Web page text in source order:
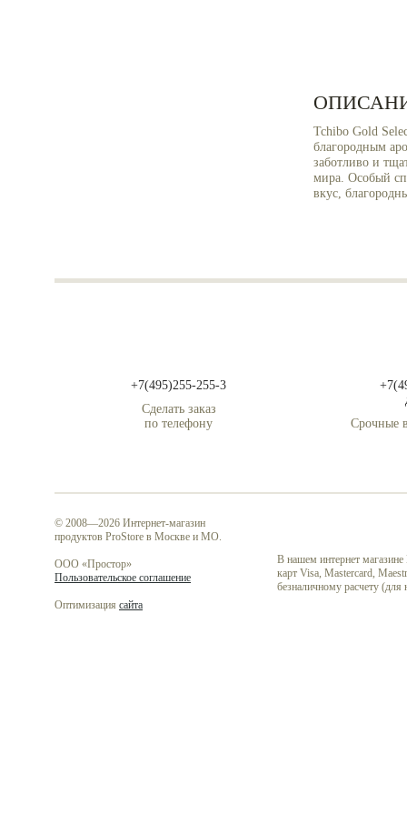
Tchibo Gold
благородным
заботливо и
мира. Особый
вкус,
+7(495)255-255-3
Сделать заказ
по телефону
Срочные
© 2008—2026 Интернет-магазин
продуктов ProStore в Москве и МО.
ООО «Простор»
Пользовательское соглашение
Оптимизация сайта
В нашем интернет
карт Visa, Mastercard,
безналичному расчету